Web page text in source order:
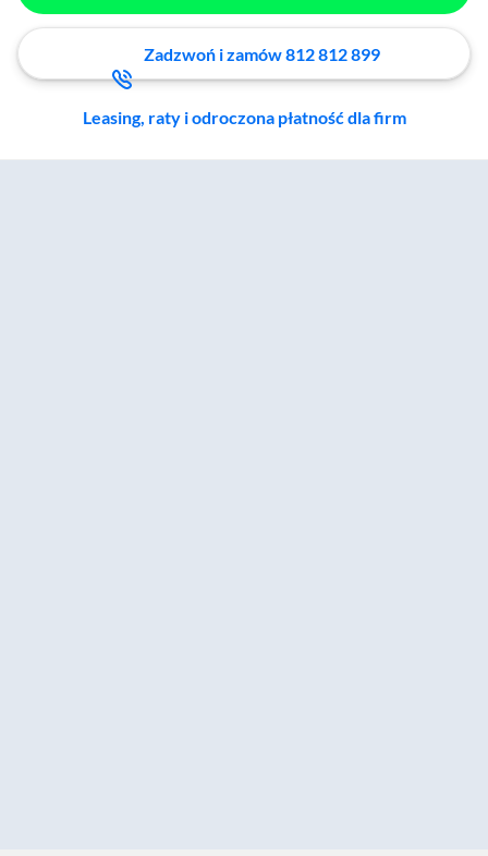
Zadzwoń i zamów 812 812 899
Leasing, raty i odroczona płatność dla firm